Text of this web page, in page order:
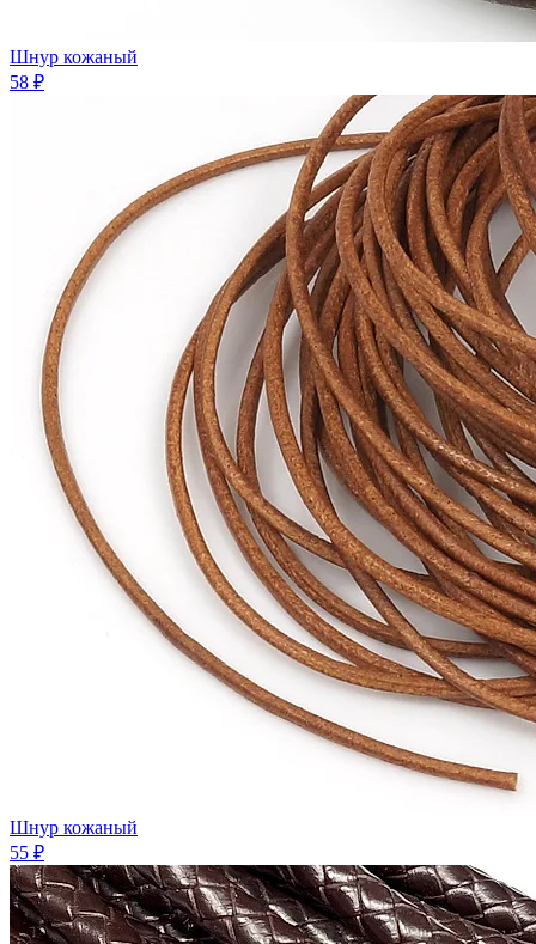
Шнур кожaный
58 ₽
Шнур кожаный
55 ₽